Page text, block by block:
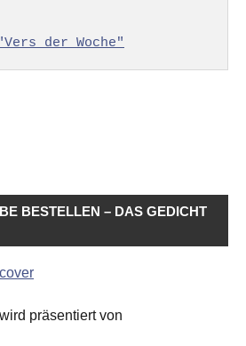
der Woche"
BESTELLEN – DAS GEDICHT
präsentiert von